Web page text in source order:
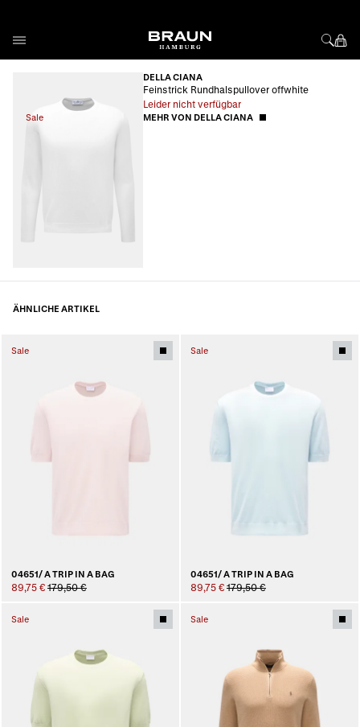
Sale
DELLA CIANA
Feinstrick Rundhalspullover offwhite
Leider nicht verfügbar
MEHR VON DELLA CIANA
ÄHNLICHE ARTIKEL
Sale
04651/ A TRIP IN A BAG
89,75 € 179,50 €
Sale
04651/ A TRIP IN A BAG
89,75 € 179,50 €
Sale Sale